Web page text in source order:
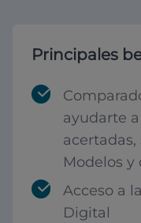
Principales
ayudarte
Modelos y
Acceso a
Digital